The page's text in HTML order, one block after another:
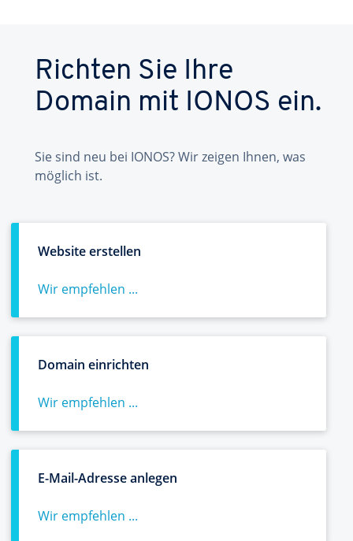
Richten Sie Ihre
Domain mit IONOS ein.
Sie sind neu bei IONOS? Wir zeigen Ihnen, was
möglich ist.
Website erstellen
Wir empfehlen ...
Domain einrichten
Wir empfehlen ...
E-Mail-Adresse anlegen
Wir empfehlen ...